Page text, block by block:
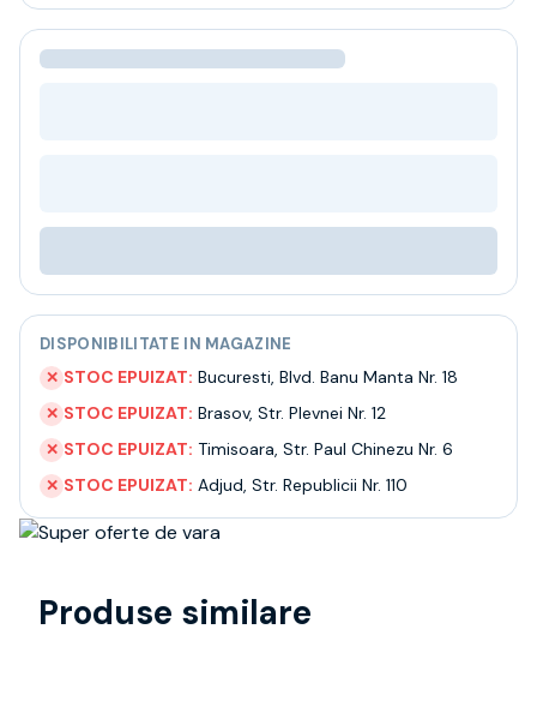
Ceai
Bacanie
Despre noi
Livrare
Termeni si conditii
Politica de confidentialitate
Intrebari frecvente
DISPONIBILITATE IN MAGAZINE
✕ STOC EPUIZAT: Bucuresti, Blvd. Banu Manta Nr. 18
✕ STOC EPUIZAT: Brasov, Str. Plevnei Nr. 12
✕ STOC EPUIZAT: Timisoara, Str. Paul Chinezu Nr. 6
✕ STOC EPUIZAT: Adjud, Str. Republicii Nr. 110
Produse similare